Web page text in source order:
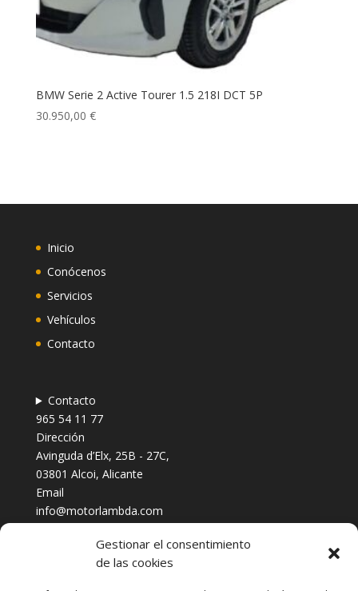
Gestionar el consentimiento
de las cookies
BMW Serie 2 Active Tourer 1.5 218I DCT 5P
30.950,00 €
Inicio
Conócenos
Servicios
Vehículos
Contacto
Contacto
965 54 11 77
Dirección
Avinguda d’Elx, 25B - 27C,
03801 Alcoi, Alicante
Email
info@motorlambda.com